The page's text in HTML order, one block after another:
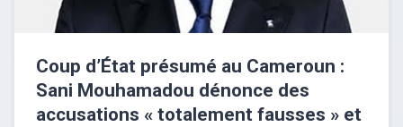
Coup d’État présumé au Cameroun :
Sani Mouhamadou dénonce des
accusations « totalement fausses » et